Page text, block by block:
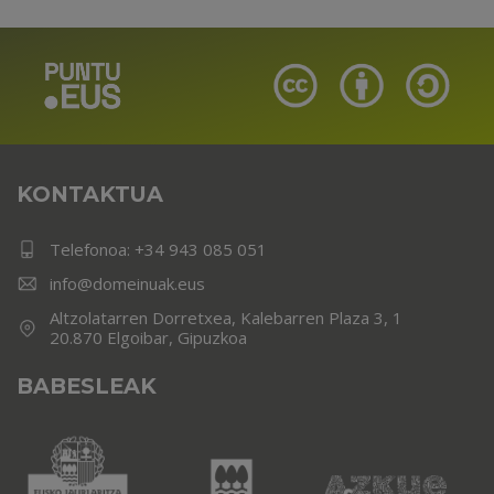
KONTAKTUA
Telefonoa: +34 943 085 051
info@domeinuak.eus
Altzolatarren Dorretxea, Kalebarren Plaza 3, 1
20.870 Elgoibar, Gipuzkoa
BABESLEAK